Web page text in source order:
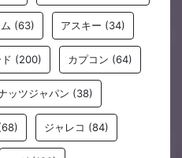
(63) アスキー (34)
(200) カプコン (64)
ッツジャパン (38)
ジャレコ (84)